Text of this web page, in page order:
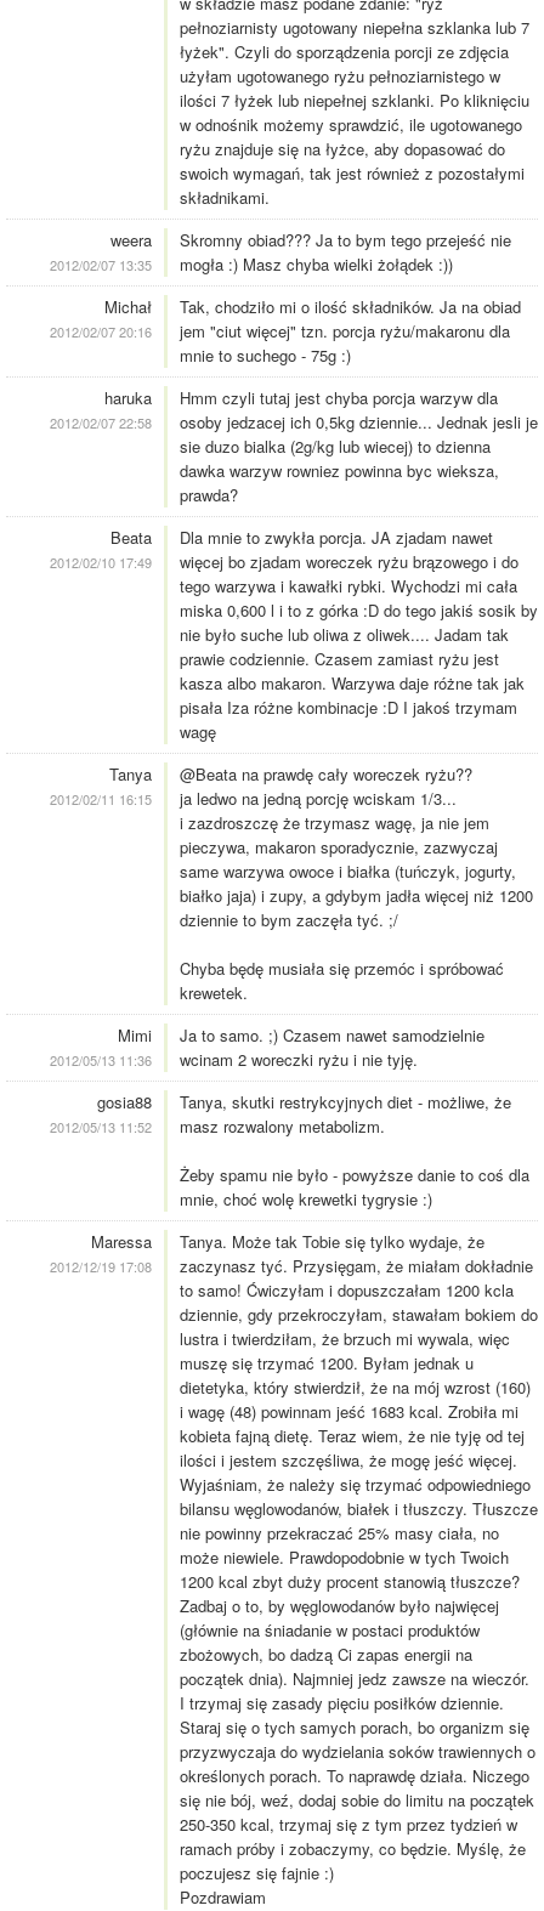
pełnoziarnisty ugotowany niepełna szklanka lub 7
łyżek". Czyli do sporządzenia porcji ze zdjęcia
użyłam ugotowanego ryżu pełnoziarnistego w
ilości 7 łyżek lub niepełnej szklanki. Po kliknięciu
w odnośnik możemy sprawdzić, ile ugotowanego
ryżu znajduje się na łyżce, aby dopasować do
swoich wymagań, tak jest również z pozostałymi
składnikami.
weera
2012/02/07 13:35
Skromny obiad??? Ja to bym tego przejeść nie
mogła :) Masz chyba wielki żołądek :))
Michał
2012/02/07 20:16
Tak, chodziło mi o ilość składników. Ja na obiad
jem "ciut więcej" tzn. porcja ryżu/makaronu dla
mnie to suchego - 75g :)
haruka
2012/02/07 22:58
Hmm czyli tutaj jest chyba porcja warzyw dla
osoby jedzacej ich 0,5kg dziennie... Jednak jesli je
sie duzo bialka (2g/kg lub wiecej) to dzienna
dawka warzyw rowniez powinna byc wieksza,
prawda?
Beata
2012/02/10 17:49
Dla mnie to zwykła porcja. JA zjadam nawet
więcej bo zjadam woreczek ryżu brązowego i do
tego warzywa i kawałki rybki. Wychodzi mi cała
miska 0,600 l i to z górka :D do tego jakiś sosik by
nie było suche lub oliwa z oliwek.... Jadam tak
prawie codziennie. Czasem zamiast ryżu jest
kasza albo makaron. Warzywa daje różne tak jak
pisała Iza różne kombinacje :D I jakoś trzymam
wagę
Tanya
2012/02/11 16:15
@Beata na prawdę cały woreczek ryżu??
ja ledwo na jedną porcję wciskam 1/3...
i zazdroszczę że trzymasz wagę, ja nie jem
pieczywa, makaron sporadycznie, zazwyczaj
same warzywa owoce i białka (tuńczyk, jogurty,
białko jaja) i zupy, a gdybym jadła więcej niż 1200
dziennie to bym zaczęła tyć. ;/
Chyba będę musiała się przemóc i spróbować
krewetek.
Mimi
2012/05/13 11:36
Ja to samo. ;) Czasem nawet samodzielnie
wcinam 2 woreczki ryżu i nie tyję.
gosia88
2012/05/13 11:52
Tanya, skutki restrykcyjnych diet - możliwe, że
masz rozwalony metabolizm.
Żeby spamu nie było - powyższe danie to coś dla
mnie, choć wolę krewetki tygrysie :)
Maressa
2012/12/19 17:08
Tanya. Może tak Tobie się tylko wydaje, że
zaczynasz tyć. Przysięgam, że miałam dokładnie
to samo! Ćwiczyłam i dopuszczałam 1200 kcla
dziennie, gdy przekroczyłam, stawałam bokiem do
lustra i twierdziłam, że brzuch mi wywala, więc
muszę się trzymać 1200. Byłam jednak u
dietetyka, który stwierdził, że na mój wzrost (160)
i wagę (48) powinnam jeść 1683 kcal. Zrobiła mi
kobieta fajną dietę. Teraz wiem, że nie tyję od tej
ilości i jestem szczęśliwa, że mogę jeść więcej.
Wyjaśniam, że należy się trzymać odpowiedniego
bilansu węglowodanów, białek i tłuszczy. Tłuszcze
nie powinny przekraczać 25% masy ciała, no
może niewiele. Prawdopodobnie w tych Twoich
1200 kcal zbyt duży procent stanowią tłuszcze?
Zadbaj o to, by węglowodanów było najwięcej
(głównie na śniadanie w postaci produktów
zbożowych, bo dadzą Ci zapas energii na
początek dnia). Najmniej jedz zawsze na wieczór.
I trzymaj się zasady pięciu posiłków dziennie.
Staraj się o tych samych porach, bo organizm się
przyzwyczaja do wydzielania soków trawiennych o
określonych porach. To naprawdę działa. Niczego
się nie bój, weź, dodaj sobie do limitu na początek
250-350 kcal, trzymaj się z tym przez tydzień w
ramach próby i zobaczymy, co będzie. Myślę, że
poczujesz się fajnie :)
Pozdrawiam